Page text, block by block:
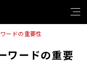
ードの重要性
ワードの重要